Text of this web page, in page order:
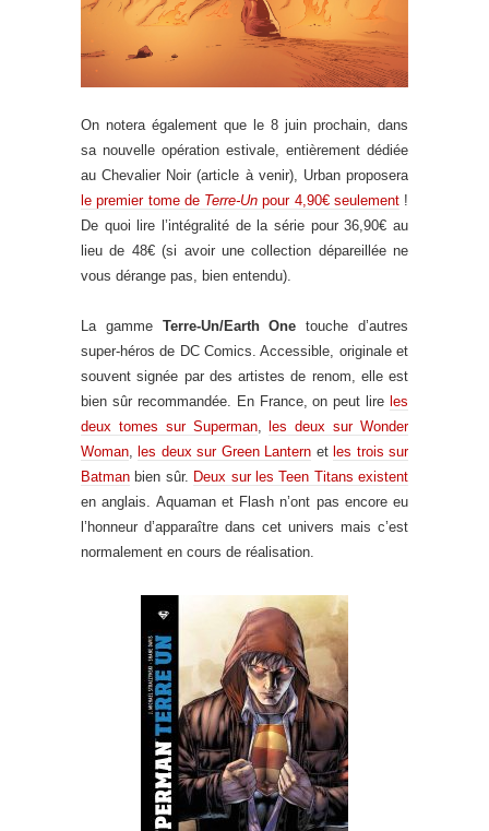
On notera également que le 8 juin prochain, dans
sa nouvelle opération estivale, entièrement dédiée
au Chevalier Noir (article à venir), Urban proposera
le premier tome de Terre-Un pour 4,90€ seulement!
De quoi lire l’intégralité de la série pour 36,90€ au
lieu de 48€ (si avoir une collection dépareillée ne
vous dérange pas, bien entendu).
La gamme Terre-Un/Earth One touche d’autres
super-héros de DC Comics. Accessible, originale et
souvent signée par des artistes de renom, elle est
bien sûr recommandée. En France, on peut lire les
deux tomes sur Superman,
les deux sur Wonder
Woman, les deux sur Green Lantern et les trois sur
Batman bien sûr. Deux sur les Teen Titans existent
en anglais. Aquaman et Flash n’ont pas encore eu
l’honneur d’apparaître dans cet univers mais c’est
normalement en cours de réalisation.